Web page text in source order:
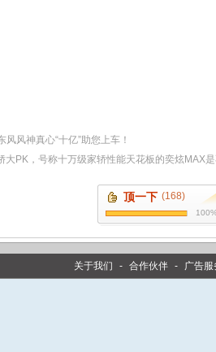
风风神真心“十亿”助您上车！
大PK，号称十万级家轿性能天花板的奕炫MAX
顶一下 (168)
关于我们 - 合作伙伴 - 广告服